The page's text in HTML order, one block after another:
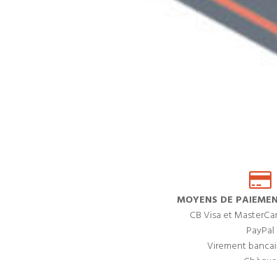
MOYENS DE
CB Visa et
PayPal
Virement